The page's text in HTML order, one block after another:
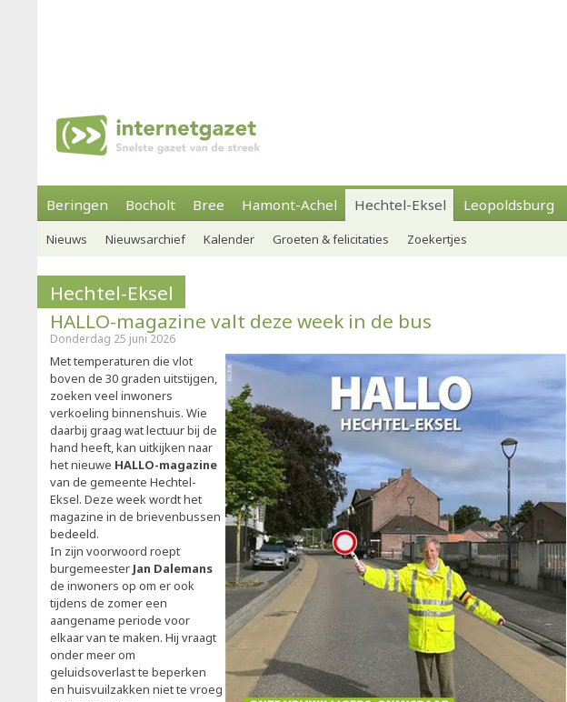
Beringen Bocholt Bree Hamont-Achel Hechtel-Eksel Leopoldsburg
Nieuws Nieuwsarchief Kalender Groeten & felicitaties Zoekertjes
Hechtel-Eksel
HALLO-magazine valt deze week in de bus
Donderdag 25 juni 2026
Met temperaturen die vlot
boven de 30 graden uitstijgen,
zoeken veel inwoners
verkoeling binnenshuis. Wie
daarbij graag wat lectuur bij de
hand heeft, kan uitkijken naar
het nieuwe HALLO-magazine
van de gemeente Hechtel-
Eksel. Deze week wordt het
magazine in de brievenbussen
bedeeld.
In zijn voorwoord roept
burgemeester Jan Dalemans
de inwoners op om er ook
tijdens de zomer een
aangename periode voor
elkaar van te maken. Hij vraagt
onder meer om
geluidsoverlast te beperken
en huisvuilzakken niet te vroeg